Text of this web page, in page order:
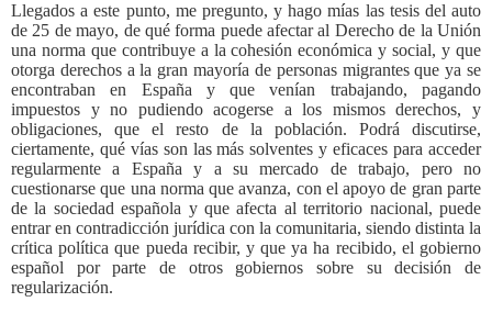
Llegados a este punto, me pregunto, y hago mías las tesis del auto
de 25 de mayo, de qué forma puede afectar al Derecho de la Unión
una norma que contribuye a la cohesión económica y social, y que
otorga derechos a la gran mayoría de personas migrantes que ya se
encontraban en España y que venían trabajando, pagando
impuestos y no pudiendo acogerse a los mismos derechos, y
obligaciones, que el resto de la población. Podrá discutirse,
ciertamente, qué vías son las más solventes y eficaces para acceder
regularmente a España y a su mercado de trabajo, pero no
cuestionarse que una norma que avanza, con el apoyo de gran parte
de la sociedad española y que afecta al territorio nacional, puede
entrar en contradicción jurídica con la comunitaria, siendo distinta la
crítica política que pueda recibir, y que ya ha recibido, el gobierno
español por parte de otros gobiernos sobre su decisión de
regularización.